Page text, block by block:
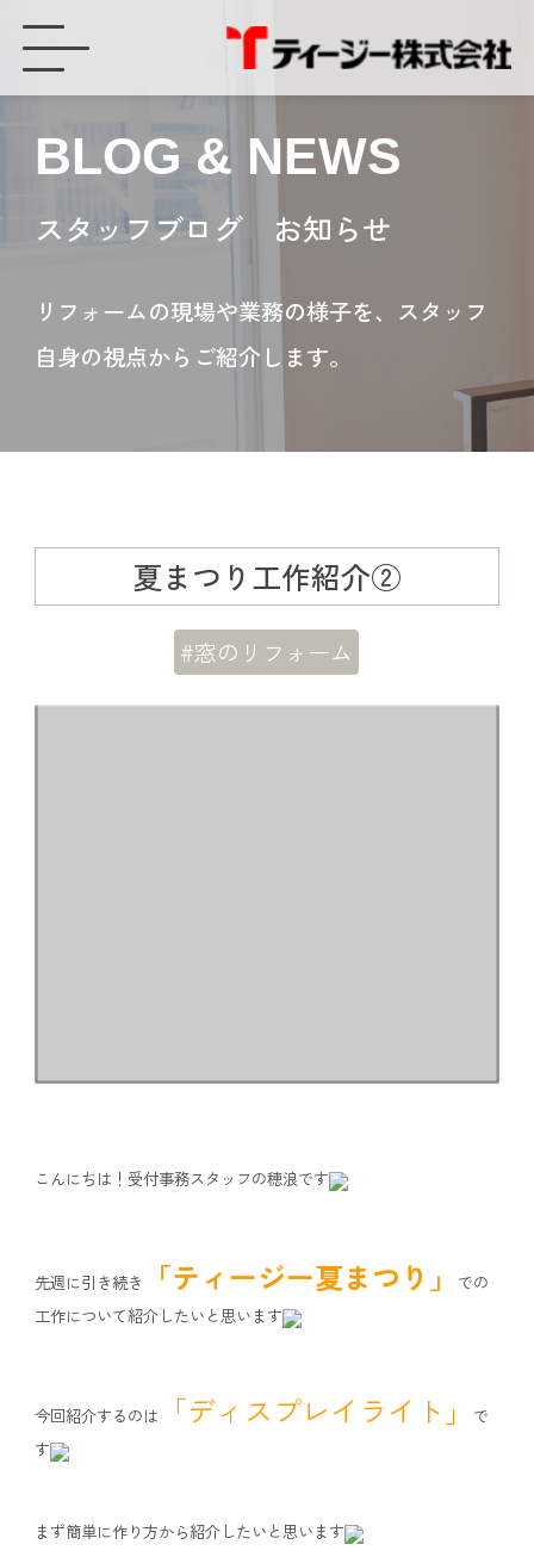
BLOG & NEWS
スタッフブログ お知らせ
リフォームの現場や業務の様子を、スタッフ
自身の視点からご紹介します。
夏まつり工作紹介②
#窓のリフォーム
こんにちは！受付事務スタッフの穂浪です
先週に引き続き 「ティージー夏まつり」
での
工作について紹介したいと思います
今回紹介するのは 「ディスプレイライト」
で
す
まず簡単に作り方から紹介したいと思います